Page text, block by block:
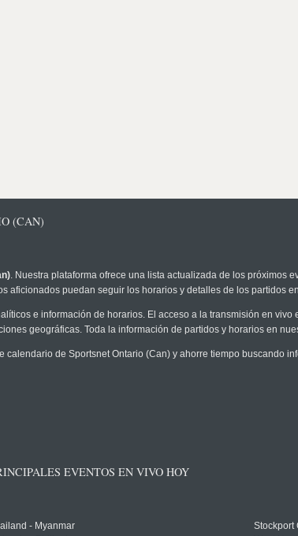
(CAN)
. Nuestra plataforma ofrece una lista actualizada de los próximos
aficionados puedan seguir los horarios y detalles de los partidos
e información de horarios. El acceso a la transmisión en
geográficas. Toda la información de partidos y horarios en
de Sportsnet Ontario (Can) y ahorre tiempo buscando
EVENTOS EN VIVO HOY
- Myanmar
Stockport